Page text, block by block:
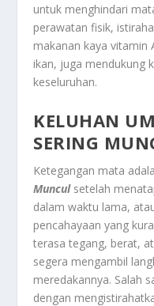
untuk menghindari
perawatan fisik,
makanan kaya vitamin
ikan, juga mendukung
keseluruhan.
KELUHAN
SERING
Ketegangan mata
Munculsetelah
dalam waktu lama,
pencahayaan yang
terasa tegang, berat,
segera mengambil
meredakannya. Salah
dengan